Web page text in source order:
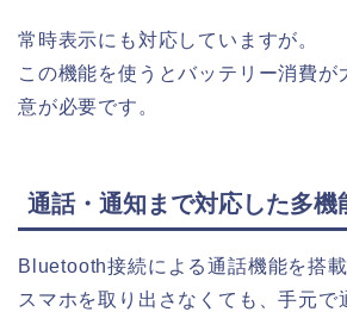
常時表示にも対応していますが。
この機能を使うとバッテリー消費が
意が必要です。
通話・通知まで対応した多機
Bluetooth接続による通話機能を搭載
スマホを取り出さなくても、手元で